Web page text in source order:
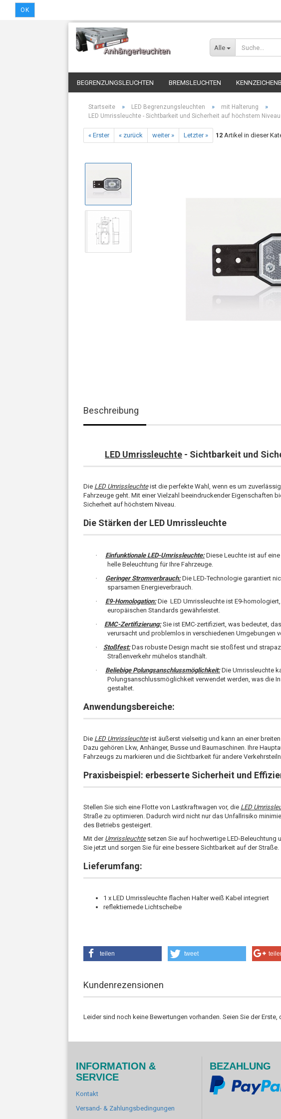
Alle
OK
BEGRENZUNGSLEUCHTEN BREMSLEUCHTEN
Startseite » LED Begrenzungsleuchten » mit Halterung »
LED Umrissleuchte - Sichtbarkeit und Sicherheit auf höchstem Niveau
« Erster « zurück weiter » Letzter » 12 Artikel in dieser
Beschreibung
LED Umrissleuchte - Sichtbarkeit und
Die LED Umrissleuchteist die perfekte Wahl, wenn es um
Fahrzeuge geht. Mit einer Vielzahl beeindruckender Eigenschaften
Sicherheit auf höchstem Niveau.
Die Stärken der LED Umrissleuchte
· Einfunktionale LED-Umrissleuchte:Diese Leuchte ist auf
helle Beleuchtung für Ihre Fahrzeuge.
·
Geringer Stromverbrauch:Die LED-Technologie garantiert
sparsamen Energieverbrauch.
·
E9-Homologation:Die LED Umrissleuchte ist E9-
europäischen Standards gewährleistet.
·
EMC-Zertifizierung:Sie ist EMC-zertifiziert, was bedeutet,
verursacht und problemlos in verschiedenen Umgebungen
·
Stoßfest: Das robuste Design macht sie stoßfest und
Straßenverkehr mühelos standhält.
·
Beliebige Polungsanschlussmöglichkeit:Die Umrissleuchte
Polungsanschlussmöglichkeit verwendet werden, was die
gestaltet.
Anwendungsbereiche:
Die LED Umrissleuchteist äußerst vielseitig und kann an einer
Dazu gehören Lkw, Anhänger, Busse und Baumaschinen. Ihre
Fahrzeugs zu markieren und die Sichtbarkeit für andere
Praxisbeispiel: erbesserte Sicherheit und
Stellen Sie sich eine Flotte von Lastkraftwagen vor, die LED
Straße zu optimieren. Dadurch wird nicht nur das Unfallrisiko
des Betriebs gesteigert.
Mit der Umrissleuchtesetzen Sie auf hochwertige LED-Beleuchtung
Sie jetzt und sorgen Sie für eine bessere Sichtbarkeit auf der Straße.
Lieferumfang:
1 x LED Umrissleuchte flachen Halter weiß Kabel integriert
reflektiernede Lichtscheibe
teilen tweet
Kundenrezensionen
Leider sind noch keine Bewertungen vorhanden. Seien Sie der
INFORMATION &
SERVICE
Kontakt
Versand- & Zahlungsbedingungen
BEZAHLUNG